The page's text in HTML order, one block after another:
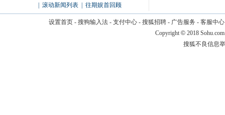
滚动新闻列表 往期娱首回顾
设置首页- 搜狗输入法- 支付中心- 搜狐招聘- 广告服务 - 客服中心
Copyright © 2018
搜狐不良信息